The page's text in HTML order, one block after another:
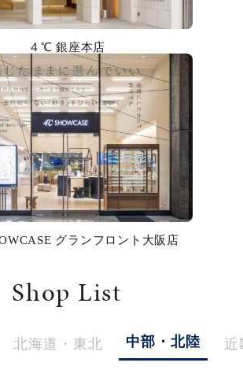
４℃ 銀座本店
グランフロント大阪店
Shop List
北海道・東北 中部・北陸 近